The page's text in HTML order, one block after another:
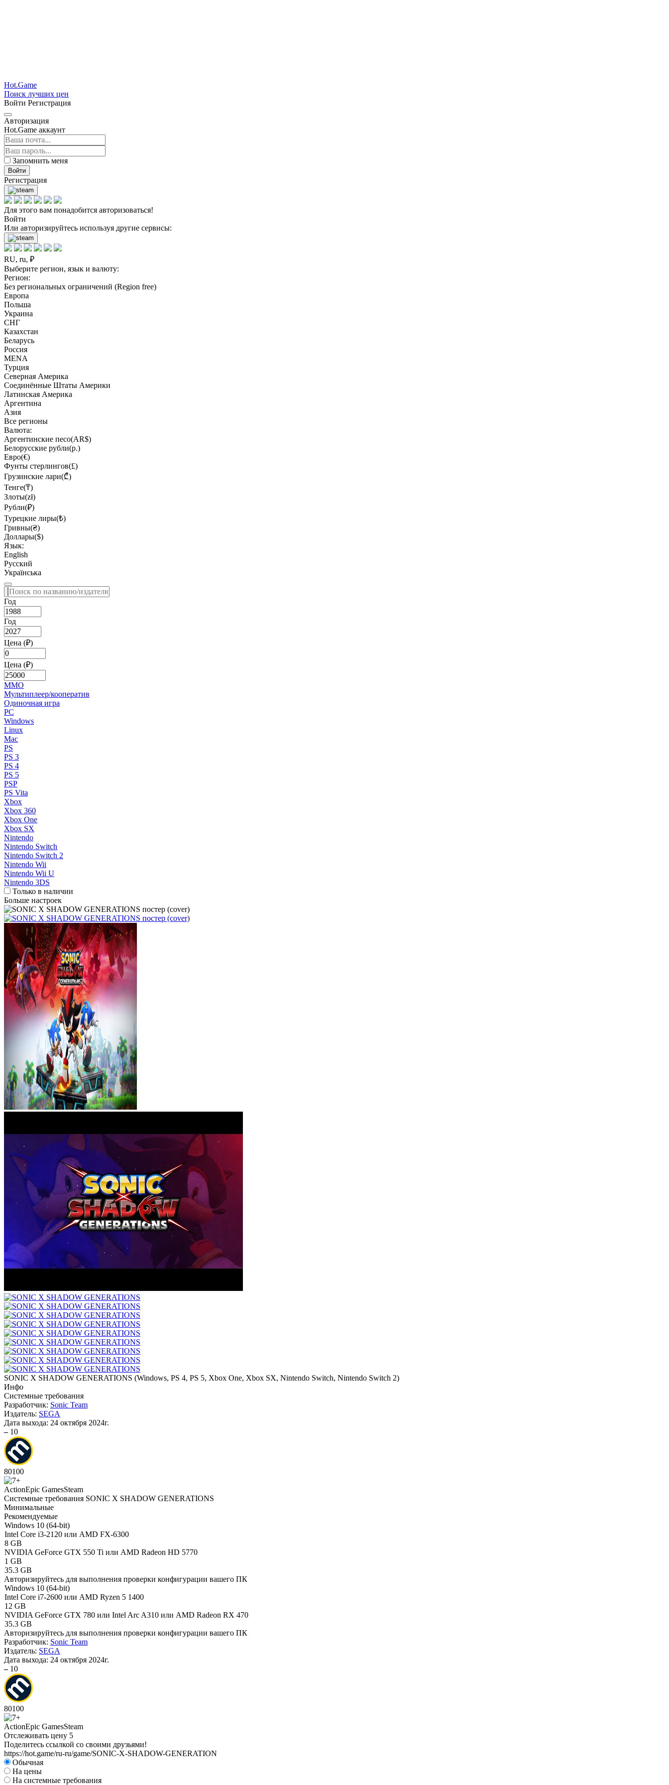
Hot.Game
Поиск лучших цен
Войти Регистрация
Авторизация
Hot.Game аккаунт
Запомнить меня
Войти
Регистрация
Для этого вам понадобится авторизоваться!
Войти
Или авторизируйтесь используя другие сервисы:
RU, ru, ₽
Выберите регион, язык и валюту:
Регион:
Без региональных ограничений (Region free)
Европа
Польша
Украина
СНГ
Казахстан
Беларусь
Россия
MENA
Турция
Северная Америка
Соединённые Штаты Америки
Латинская Америка
Аргентина
Азия
Все регионы
Валюта:
Аргентинские песо(AR$)
Белорусские рубли(р.)
Евро(€)
Фунты стерлингов(£)
Грузинские лари(₾)
Тенге(₸)
Злоты(zł)
Рубли(₽)
Турецкие лиры(₺)
Гривны(₴)
Доллары($)
Язык:
English
Русский
Українська
Год
Год
Цена (₽)
Цена (₽)
MMO
Мультиплеер/кооператив
Одиночная игра
PC
Windows
Linux
Mac
PS
PS 3
PS 4
PS 5
PSP
PS Vita
Xbox
Xbox 360
Xbox One
Xbox SX
Nintendo
Nintendo Switch
Nintendo Switch 2
Nintendo Wii
Nintendo Wii U
Nintendo 3DS
Только в наличии
Больше настроек
SONIC X SHADOW GENERATIONS (Windows, PS 4, PS 5, Xbox One, Xbox SX, Nintendo Switch, Nintendo Switch 2)
Инфо
Системные требования
Разработчик: Sonic Team
Издатель: SEGA
Дата выхода: 24 октября 2024г.
– 10
80100
ActionEpic GamesSteam
Системные требования SONIC X SHADOW GENERATIONS
Минимальные
Рекомендуемые
Windows 10 (64-bit)
Intel Core i3-2120 или AMD FX-6300
8 GB
NVIDIA GeForce GTX 550 Ti или AMD Radeon HD 5770
1 GB
35.3 GB
Авторизируйтесь для выполнения проверки конфигурации вашего ПК
Windows 10 (64-bit)
Intel Core i7-2600 или AMD Ryzen 5 1400
12 GB
NVIDIA GeForce GTX 780 или Intel Arc A310 или AMD Radeon RX 470
35.3 GB
Авторизируйтесь для выполнения проверки конфигурации вашего ПК
Разработчик: Sonic Team
Издатель: SEGA
Дата выхода: 24 октября 2024г.
– 10
80100
ActionEpic GamesSteam
Отслеживать цену 5
Поделитесь ссылкой со своими друзьями!
https://hot.game/ru-ru/game/SONIC-X-SHADOW-GENERATION
Обычная
На цены
На системные требования